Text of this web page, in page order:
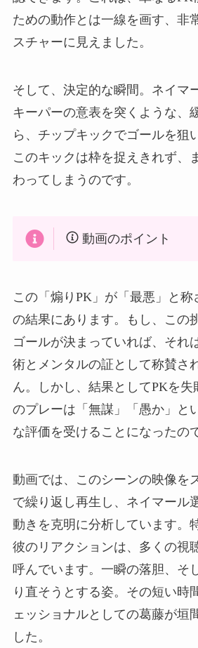
ための動作とは一線を画す、非
スチャーに見えました。
そして、決定的な瞬間。ネイマ
キーパーの意表を突くような、
ら、チップキックでゴールを狙
このキックは枠を捉えきれず、
わってしまうのです。
動画のポイント
この「煽りPK」が「最悪」と
の結果にあります。もし、この
ゴールが決まっていれば、それ
術とメンタルの証として称賛さ
ん。しかし、結果としてPKを失
のプレーは「無謀」「愚か」と
な評価を受けることになったの
動画では、このシーンの映像を
で繰り返し再生し、ネイマール
動きを克明に分析しています。
彼のリアクションは、多くの視
呼んでいます。一瞬の落胆、そ
り直そうとする姿。その短い時
ェッショナルとしての葛藤が垣
した。